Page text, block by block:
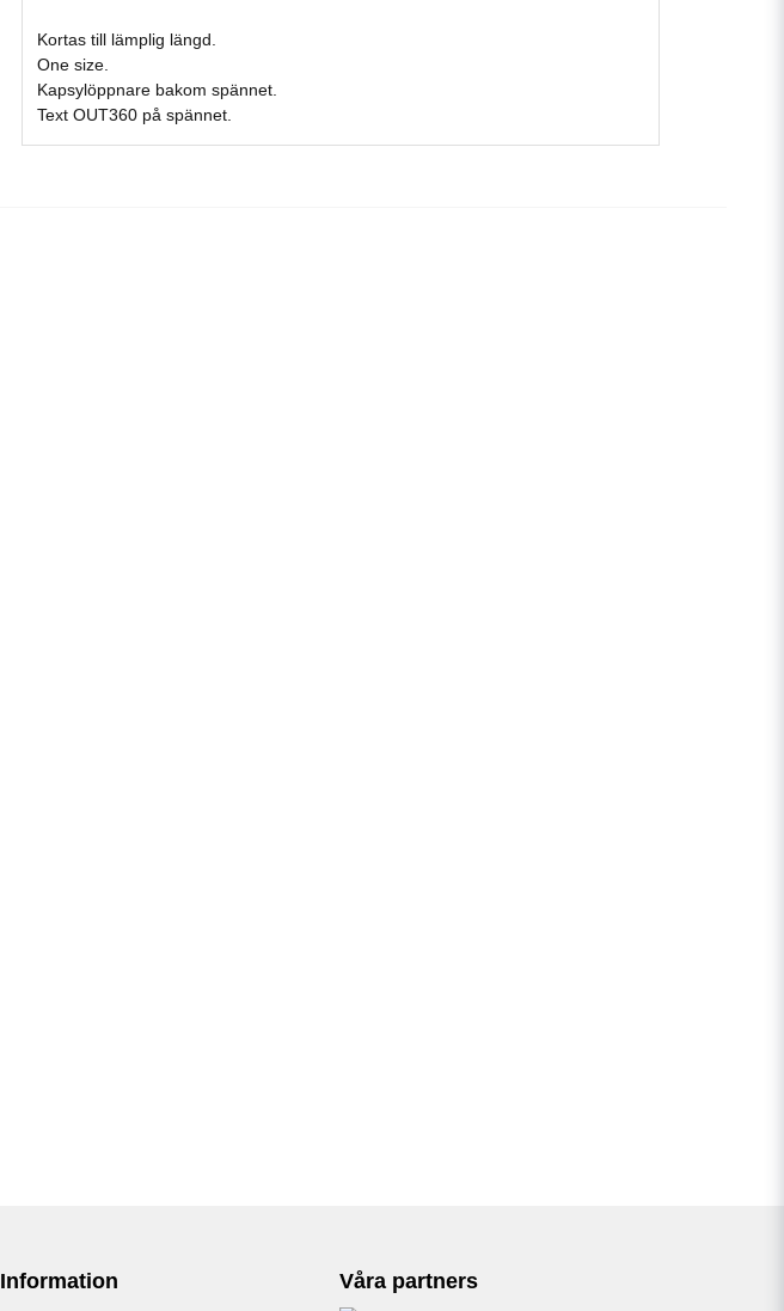
Kortas till lämplig längd.
One size.
Kapsylöppnare bakom spännet.
Text OUT360 på spännet.
Information Våra partners